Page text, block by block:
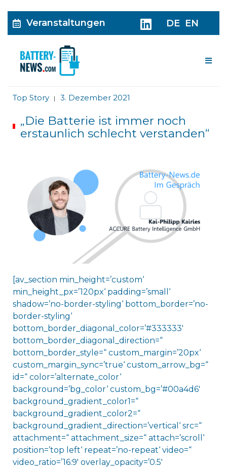
Veranstaltungen DE EN
Top Story | 3. Dezember 2021
„Die Batterie ist immer noch
erstaunlich schlecht verstanden“
[av_section min_height=’custom‘
min_height_px=’120px‘ padding=’small‘
shadow=’no-border-styling‘ bottom_border=’no-
border-styling‘
bottom_border_diagonal_color=’#333333′
bottom_border_diagonal_direction=“
bottom_border_style=“ custom_margin=’20px‘
custom_margin_sync=’true‘ custom_arrow_bg=“
id=“ color=’alternate_color‘
background=’bg_color‘ custom_bg=’#00a4d6′
background_gradient_color1=“
background_gradient_color2=“
background_gradient_direction=’vertical‘ src=“
attachment=“ attachment_size=“ attach=’scroll‘
position=’top left‘ repeat=’no-repeat‘ video=“
video_ratio=’16:9′ overlay_opacity=’0.5′